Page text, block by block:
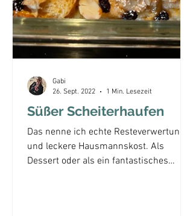
Süßer Scheiterhaufen
Das nenne ich echte Resteverwertung
und leckere Hausmannskost. Als
Dessert oder als ein fantastisches
Gabi
26. Sept. 2022
1 Min. Lesezeit